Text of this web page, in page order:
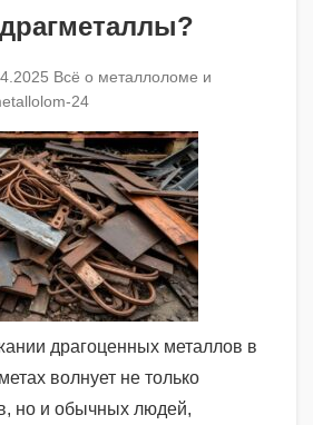
Всё о металлоломе и
24
драгоценных металлов в
волнует не только
но и обычных людей,